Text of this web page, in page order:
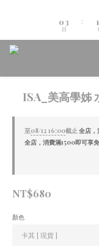
0 3
2
日
:
1
ISA_美高學姊
至08/12 16:00截止 全店
全店，消費滿1500即可享
NT$680
顏色